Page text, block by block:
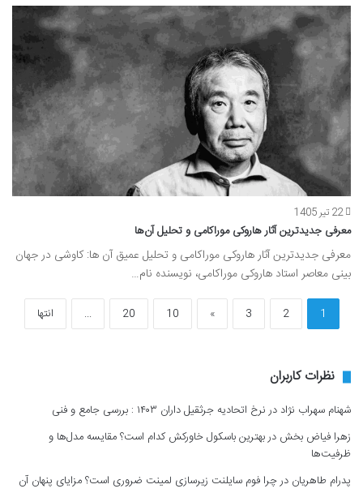
22 تیر 1405
معرفی جدیدترین آثار هاروکی موراکامی و تحلیل آن‌ها
معرفی جدیدترین آثار هاروکی موراکامی و تحلیل عمیق آن ها: کاوشی در جهان
بینی معاصر استاد هاروکی موراکامی، نویسنده نام…
1
2
3
»
10
20
... انتها
نظرات کاربران
شهنام سهراب نژاد درنرخ اتحادیه جرثقیل داران ۱۴۰۳ : بررسی جامع و فنی
زهرا فیاض بخش دربهترین باسکول خاورکش کدام است؟ مقایسه مدل‌ها و
ظرفیت‌ها
پدرام طاهریان درچرا فوم سایلنت زیرسازی لمینت ضروری است؟ مزایای پنهان آن